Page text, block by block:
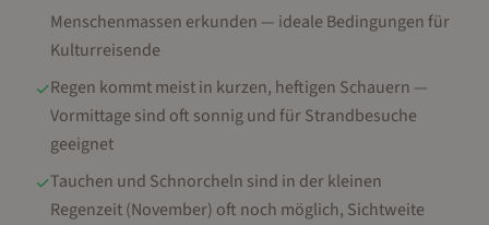
Menschenmassen erkunden — ideale Bedingungen für
Kulturreisende
✓Regen kommt meist in kurzen, heftigen Schauern —
Vormittage sind oft sonnig und für Strandbesuche
geeignet
✓Tauchen und Schnorcheln sind in der kleinen
Regenzeit (November) oft noch möglich, Sichtweite